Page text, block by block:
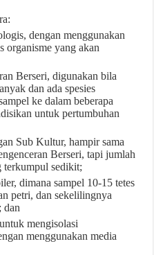
dengan menggunakan
organisme yang akan
Berseri, digunakan bila
dan ada spesies
ke dalam beberapa
untuk pertumbuhan
Sub Kultur, hampir sama
Berseri, tapi jumlah
terkumpul sedikit;
dimana sampel 10-15 tetes
petri, dan sekelilingnya
dan
mengisolasi
menggunakan media